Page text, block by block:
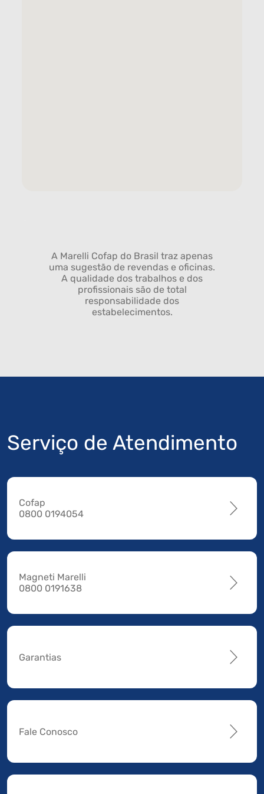
A Marelli Cofap do Brasil traz apenas
uma sugestão de revendas e oficinas.
A qualidade dos trabalhos e dos
profissionais são de total
responsabilidade dos
estabelecimentos.
Serviço de Atendimento
Cofap
0800 0194054
Magneti Marelli
0800 0191638
Garantias
Fale Conosco